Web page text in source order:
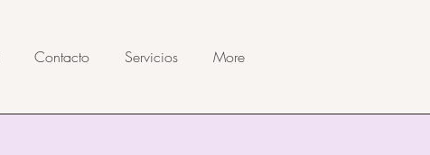
Contacto Servicios More